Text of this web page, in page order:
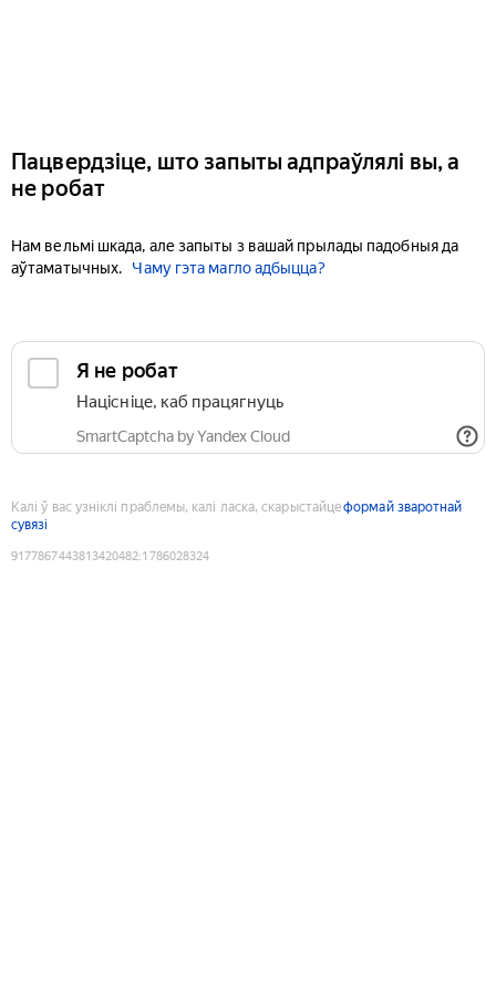
Пацвердзіце, што запыты адпраўлялі вы, а
не робат
Нам вельмі шкада, але запыты з вашай прылады падобныя да
аўтаматычных.
Чаму гэта магло адбыцца?
Я не робат
Націсніце, каб працягнуць
SmartCaptcha by Yandex Cloud
Калі ў вас узніклі праблемы, калі ласка, скарыстайцеформай зваротнай
сувязі
9177867443813420482:1786028324